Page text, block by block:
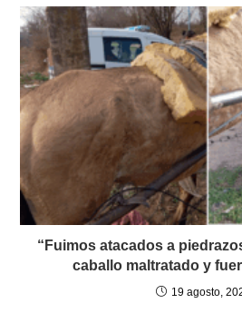
“Fuimos atacados a
caballo maltratado y
19 agosto,